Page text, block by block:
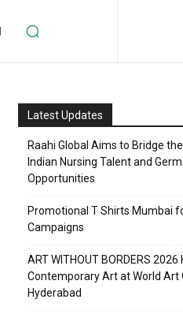
Latest Updates
Raahi Global Aims to Bridge
Indian Nursing Talent and
Opportunities
Promotional T Shirts Mumbai
Campaigns
ART WITHOUT BORDERS 2026
Contemporary Art at World Art
Hyderabad